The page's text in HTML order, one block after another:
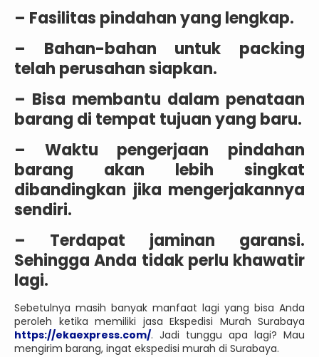
– Fasilitas pindahan yang lengkap.
– Bahan-bahan untuk packing
telah perusahan siapkan.
– Bisa membantu dalam penataan
barang di tempat tujuan yang baru.
– Waktu pengerjaan pindahan
barang akan lebih singkat
dibandingkan jika mengerjakannya
sendiri.
– Terdapat jaminan garansi.
Sehingga Anda tidak perlu khawatir
lagi.
Sebetulnya masih banyak manfaat lagi yang bisa Anda
peroleh ketika memiliki jasa Ekspedisi Murah Surabaya
https://ekaexpress.com/. Jadi tunggu apa lagi? Mau
mengirim barang, ingat ekspedisi murah di Surabaya.